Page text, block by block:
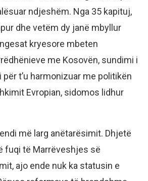
ndjeshëm. Nga 35 kapituj,
dhe vetëm dy janë mbyllur
kryesore mbeten
me Kosovën, sundimi i
t’u harmonizuar me politikën
Evropian, sidomos lidhur
më larg anëtarësimit. Dhjetë
fuqi të Marrëveshjes së
ajo ende nuk ka statusin e